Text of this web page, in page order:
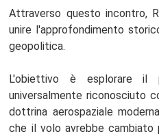
Attraverso questo incontro,
unire l'approfondimento
geopolitica.
L'obiettivo è esplorare
universalmente riconosciuto
dottrina aerospaziale
che il volo avrebbe